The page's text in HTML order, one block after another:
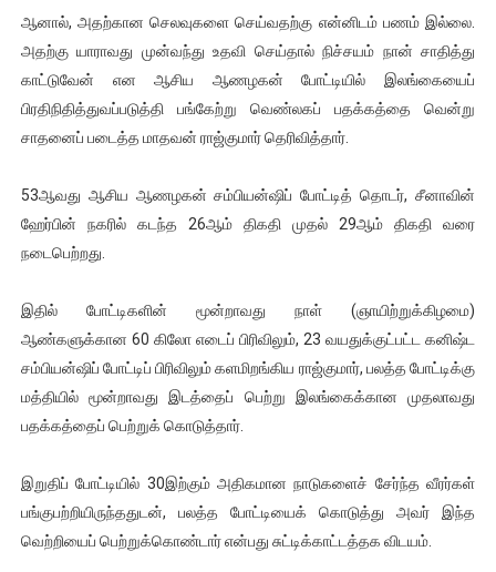
ஐ.நா முன்றலில் சீரற்ற காலநிலையிலும் தமிழின அழிப்பிற்கு
இளையராஜா – கமல் அவசர சந்திப்பு (படங்கள், விடியோ)
ஜனாதிபதி ஐக்கிய நாடுகளின் பொதுச் சபை கூட்டத்தில் இன்று
வலிமை தான் அஜித் திரைப்பயணத்திலே அதிக காலெக்ஷன் செய்த
ஆனால், அதற்கான செலவுகளை செய்வதற்கு என்னிடம் பணம் இல்லை.
அதற்கு யாராவது முன்வந்து உதவி செய்தால் நிச்சயம் நான் சாதித்து
காட்டுவேன் என ஆசிய ஆணழகன் போட்டியில் இலங்கையைப்
பிரதிநிதித்துவப்படுத்தி பங்கேற்று வெண்லகப் பதக்கத்தை வென்று
சாதனைப் படைத்த மாதவன் ராஜ்குமார் தெரிவித்தார்.
53ஆவது ஆசிய ஆணழகன் சம்பியன்ஷிப் போட்டித் தொடர், சீனாவின்
ஹேர்பின் நகரில் கடந்த 26ஆம் திகதி முதல் 29ஆம் திகதி வரை
நடைபெற்றது.
இதில் போட்டிகளின் மூன்றாவது நாள் (ஞாயிற்றுக்கிழமை)
ஆண்களுக்கான 60 கிலோ எடைப் பிரிவிலும், 23 வயதுக்குட்பட்ட கனிஷ்ட
சம்பியன்ஷிப் போட்டிப் பிரிவிலும் களமிறங்கிய ராஜ்குமார், பலத்த போட்டிக்கு
மத்தியில் மூன்றாவது இடத்தைப் பெற்று இலங்கைக்கான முதலாவது
பதக்கத்தைப் பெற்றுக் கொடுத்தார்.
இறுதிப் போட்டியில் 30இற்கும் அதிகமான நாடுகளைச் சேர்ந்த வீரர்கள்
பங்குபற்றியிருந்ததுடன், பலத்த போட்டியைக் கொடுத்து அவர் இந்த
வெற்றியைப் பெற்றுக்கொண்டார் என்பது சுட்டிக்காட்டத்தக விடயம்.